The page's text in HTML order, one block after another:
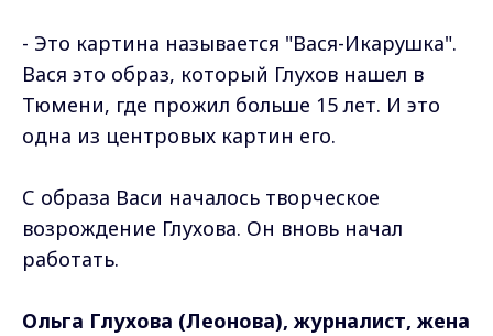
- Это картина называется "Вася-Икарушка".
Вася это образ, который Глухов нашел в
Тюмени, где прожил больше 15 лет. И это
одна из центровых картин его.
С образа Васи началось творческое
возрождение Глухова. Он вновь начал
работать.
Ольга Глухова (Леонова), журналист, жена